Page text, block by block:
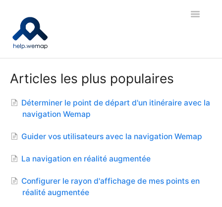
Toggle
🧭 Navigation et Réalité Augmentée
🧩 Intégration
📤 API et export de données
Articles les plus populaires
Déterminer le point de départ d'un itinéraire avec la
navigation Wemap
Guider vos utilisateurs avec la navigation Wemap
La navigation en réalité augmentée
Configurer le rayon d'affichage de mes points en
réalité augmentée